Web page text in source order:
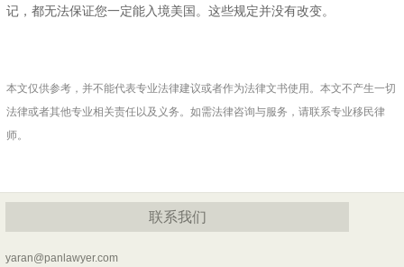
记，都无法保证您一定能入境美国。这些规定并没有改变。
本文仅供参考，并不能代表专业法律建议或者作为法律文书使用。本文不产生一切
法律或者其他专业相关责任以及义务。如需法律咨询与服务，请联系专业移民律
师。
联系我们
yaran@panlawyer.com